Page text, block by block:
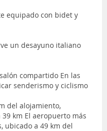
equipado con bidet y
un desayuno italiano
compartido En las
senderismo y ciclismo
del alojamiento,
km El aeropuerto más
ubicado a 49 km del